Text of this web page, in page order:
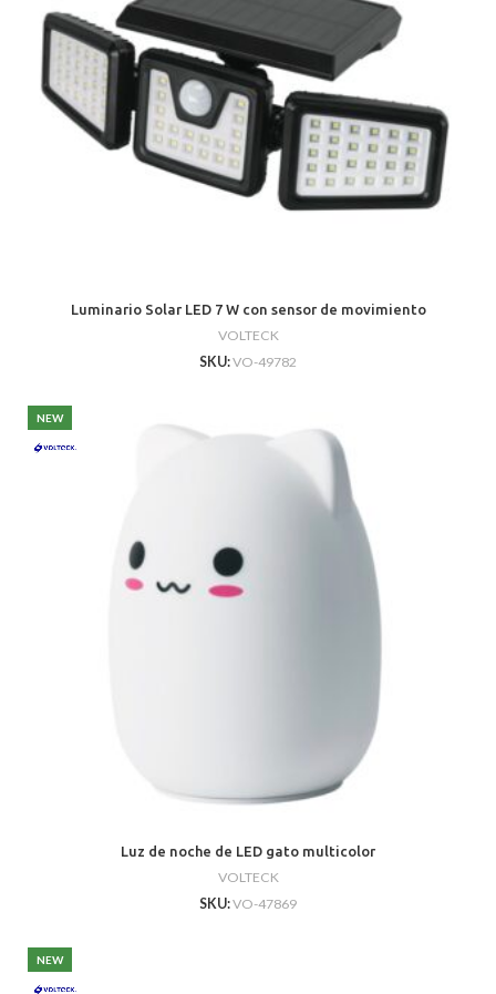
Luminario Solar LED 7 W con sensor de movimiento
VOLTECK
SKU:VO-49782
NEW
Luz de noche de LED gato multicolor
VOLTECK
SKU:VO-47869
NEW